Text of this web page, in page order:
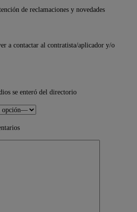
de reclamaciones y novedades
a contactar al contratista/aplicador y/o
se enteró del directorio